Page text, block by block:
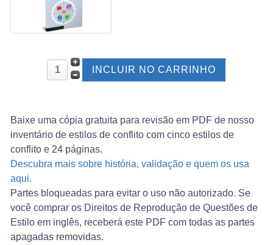
Baixe uma cópia gratuita para revisão em PDF de nosso
inventário de estilos de conflito com cinco estilos de
conflito e 24 páginas.
Descubra mais sobre história, validação e quem os usa
aqui.
Partes bloqueadas para evitar o uso não autorizado. Se
você comprar os Direitos de Reprodução de Questões de
Estilo em inglês, receberá este PDF com todas as partes
apagadas removidas.